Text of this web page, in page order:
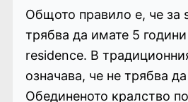
Общото правило е, че за
трябва да имате 5
residence. В
означава, че не трябва
Обединеното кралство